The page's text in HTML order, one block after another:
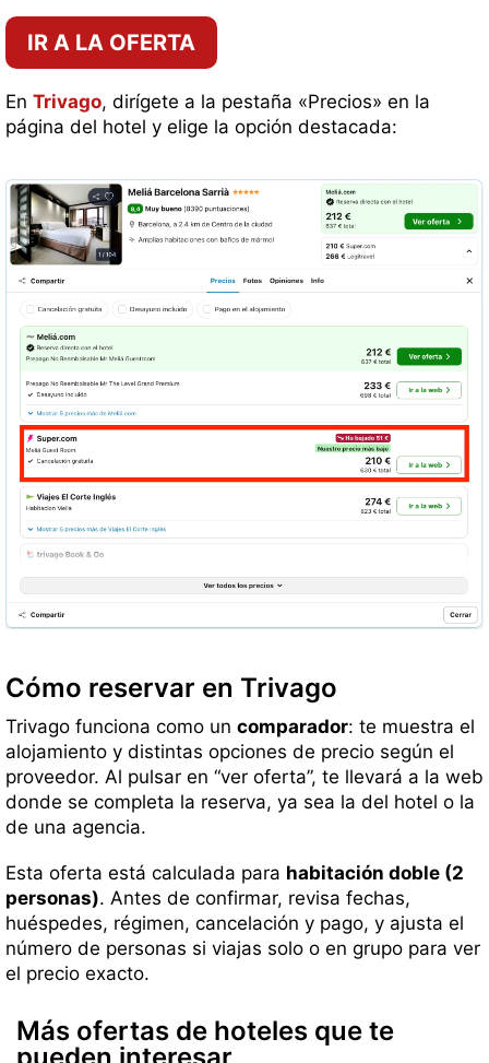
IR A LA OFERTA
En Trivago, dirígete a la pestaña «Precios» en la
página del hotel y elige la opción destacada:
Cómo reservar en Trivago
Trivago funciona como un comparador: te muestra el
alojamiento y distintas opciones de precio según el
proveedor. Al pulsar en “ver oferta”, te llevará a la web
donde se completa la reserva, ya sea la del hotel o la
de una agencia.
Esta oferta está calculada para habitación doble (2
personas). Antes de confirmar, revisa fechas,
huéspedes, régimen, cancelación y pago, y ajusta el
número de personas si viajas solo o en grupo para ver
el precio exacto.
Más ofertas de hoteles que te